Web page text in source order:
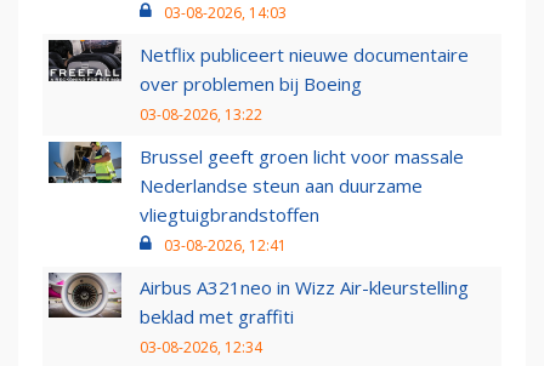
03-08-2026, 14:03
Netflix publiceert nieuwe documentaire
over problemen bij Boeing
03-08-2026, 13:22
Brussel geeft groen licht voor massale
Nederlandse steun aan duurzame
vliegtuigbrandstoffen
03-08-2026, 12:41
Airbus A321neo in Wizz Air-kleurstelling
beklad met graffiti
03-08-2026, 12:34